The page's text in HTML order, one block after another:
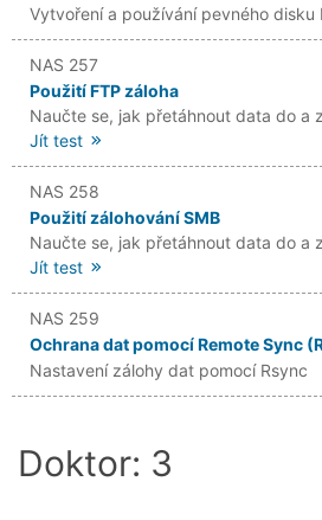
Vytvoření a používání pevného disku
NAS 257
Použití FTP záloha
Naučte se, jak přetáhnout data do a
Jít test
NAS 258
Použití zálohování SMB
Naučte se, jak přetáhnout data do a
Jít test
NAS 259
Ochrana dat pomocí Remote Sync
Nastavení zálohy dat pomocí Rsync
Doktor: 3